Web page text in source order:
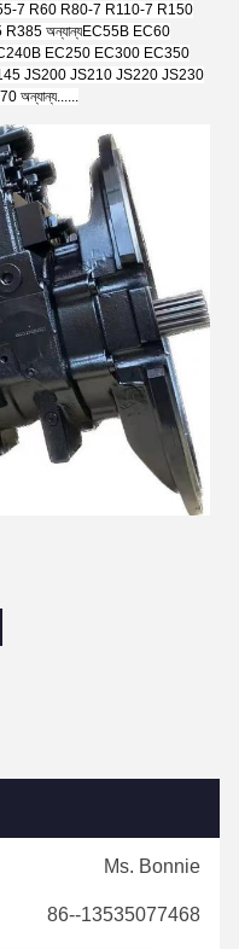
7 R60 R80-7 R110-7 R150
অন্যান্যEC55B EC60
EC250 EC300 EC350
JS200 JS210 JS220 JS230
অন্যান্য......
Ms. Bonnie
86--13535077468